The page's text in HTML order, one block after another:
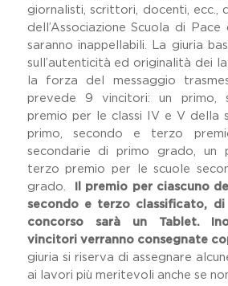
giornalisti, scrittori, docenti, ecc.,
dell’Associazione Scuola di Pace
saranno inappellabili. La giuria
sull’autenticità ed originalità dei
la forza del messaggio
prevede 9 vincitori: un primo,
premio per le classi IV e V della
primo, secondo e terzo
secondarie di primo grado, un
terzo premio per le scuole
grado.
Il premio per ciascuno
secondo e terzo classificato, di
concorso sarà un Tablet.
vincitori verranno consegnate
giuria si riserva di assegnare
ai lavori più meritevoli anche se